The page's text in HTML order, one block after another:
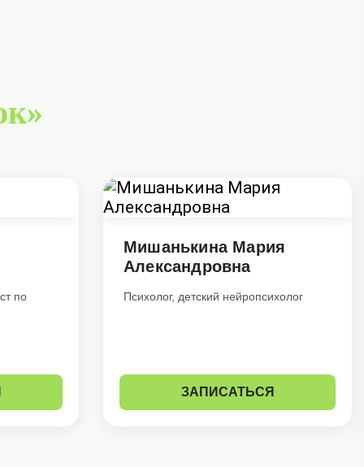
по
Мишанькина Мария
Александровна
Психолог, детский нейропсихолог
ЗАПИСАТЬСЯ